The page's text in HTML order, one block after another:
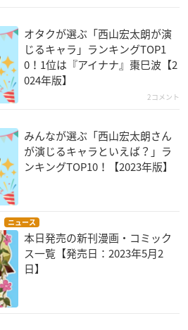
オタクが選ぶ「西山宏太朗が演
じるキャラ」ランキングTOP1
0！1位は『アイナナ』棗巳波【2
024年版】
2コメント
みんなが選ぶ「西山宏太朗さん
が演じるキャラといえば？」ラ
ンキングTOP10！【2023年版】
ニュース
本日発売の新刊漫画・コミック
ス一覧【発売日：2023年5月2
日】